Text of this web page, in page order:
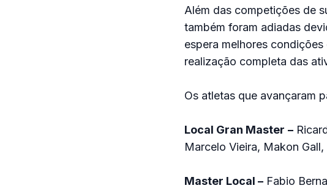
Além das competições de
também foram adiadas
espera melhores
realização completa das
Os atletas que avançaram
Local Gran Master –
Marcelo Vieira, Makon
Master Local –Fabio